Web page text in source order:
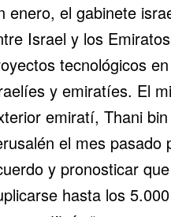
enero, el gabinete
Israel y los
tecnológicos
y emiratíes. El
emiratí, Thani
el mes pasado
y pronosticar
hasta los